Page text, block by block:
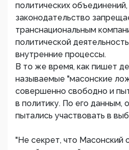
политических
законодательство
транснациональным
политической
внутренние процессы.
В то же время, как пишет
называемые "масонские
совершенно свободно и
в политику. По его данным,
пытались участвовать в
"Не секрет, что Масонский